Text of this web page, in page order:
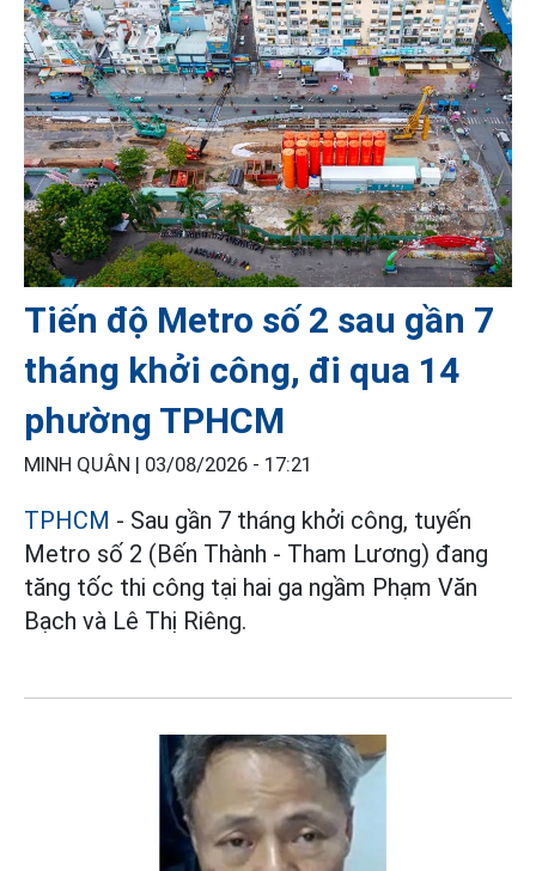
Tiến độ Metro số 2 sau gần 7
tháng khởi công, đi qua 14
phường TPHCM
MINH QUÂN | 03/08/2026 - 17:21
TPHCM - Sau gần 7 tháng khởi công, tuyến
Metro số 2 (Bến Thành - Tham Lương) đang
tăng tốc thi công tại hai ga ngầm Phạm Văn
Bạch và Lê Thị Riêng.